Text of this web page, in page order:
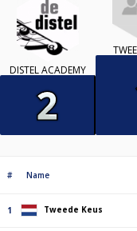
DISTEL ACADEMY
# Name
1 Tweede Keus